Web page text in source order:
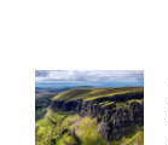
P
o